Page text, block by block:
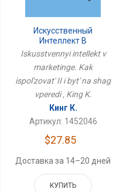
Искусственный
Интеллект В
Маркетинге. Как
Использовать ИИ И Быть
На Шаг Впереди
Iskusstvennyi intellekt v
marketinge. Kak
ispol'zovat' II i byt' na shag
vperedi , King K.
Кинг К.
Артикул: 1452046
$27.85
Доставка за 14–20 дней
КУПИТЬ